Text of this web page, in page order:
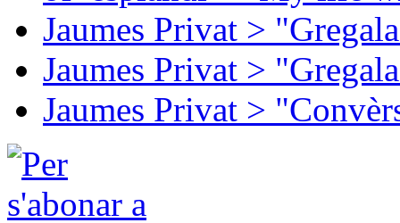
Jaumes Privat >
Jaumes Privat >
Jaumes Privat >